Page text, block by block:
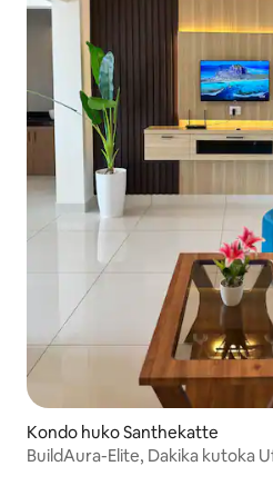
Kondo huko Santhekatte
BuildAura-Elite, Dakika kutoka